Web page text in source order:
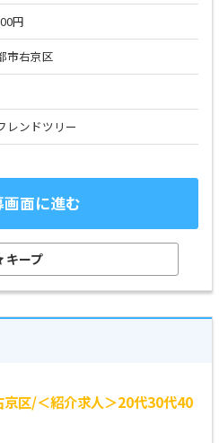
円
市右京区
レンドツリー
画面に進む
キープ
区/＜紹介求人＞20代30代40